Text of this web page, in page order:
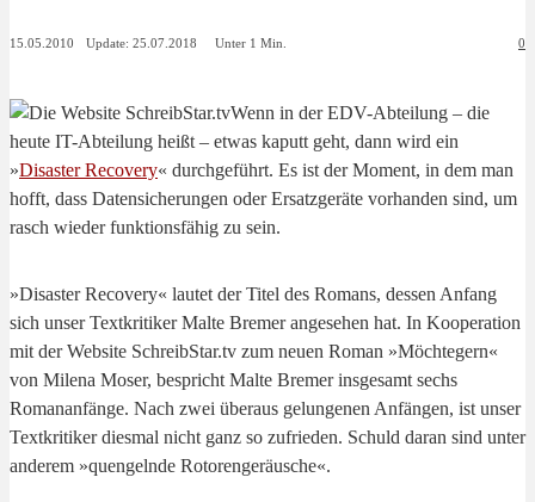
15.05.2010 Update: 25.07.2018 Unter 1 Min. 0
Wenn in der EDV-Abteilung – die
heute IT-Abteilung heißt – etwas kaputt geht, dann wird ein
»Disaster Recovery« durchgeführt. Es ist der Moment, in dem man
hofft, dass Datensicherungen oder Ersatzgeräte vorhanden sind, um
rasch wieder funktionsfähig zu sein.
»Disaster Recovery« lautet der Titel des Romans, dessen Anfang
sich unser Textkritiker Malte Bremer angesehen hat. In Kooperation
mit der Website SchreibStar.tv zum neuen Roman »Möchtegern«
von Milena Moser, bespricht Malte Bremer insgesamt sechs
Romananfänge. Nach zwei überaus gelungenen Anfängen, ist unser
Textkritiker diesmal nicht ganz so zufrieden. Schuld daran sind unter
anderem »quengelnde Rotorengeräusche«.